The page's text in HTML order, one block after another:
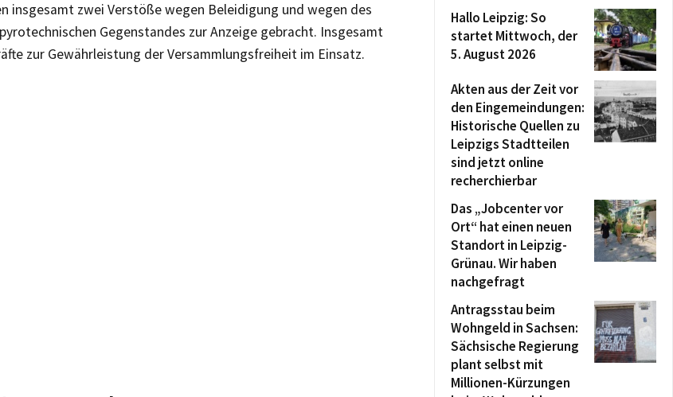
insgesamt zwei Verstöße wegen Beleidigung und wegen des
Gegenstandes zur Anzeige gebracht. Insgesamt
zur Gewährleistung der Versammlungsfreiheit im Einsatz.
Hallo Leipzig: So
startet Mittwoch, der
5. August 2026
Akten aus der Zeit vor
den Eingemeindungen:
Historische Quellen zu
Leipzigs Stadtteilen
sind jetzt online
recherchierbar
Das „Jobcenter vor
Ort“ hat einen neuen
Standort in Leipzig-
Grünau. Wir haben
nachgefragt
Antragsstau beim
Wohngeld in Sachsen:
Sächsische Regierung
plant selbst mit
Millionen-Kürzungen